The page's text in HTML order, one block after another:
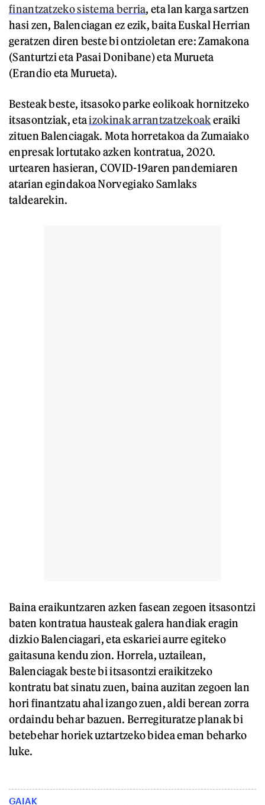
finantzatzeko sistema berria, eta lan karga sartzen
hasi zen, Balenciagan ez ezik, baita Euskal Herrian
geratzen diren beste bi ontzioletan ere: Zamakona
(Santurtzi eta Pasai Donibane) eta Murueta
(Erandio eta Murueta).
Besteak beste, itsasoko parke eolikoak hornitzeko
itsasontziak, etaizokinak arrantzatzekoakeraiki
zituen Balenciagak. Mota horretakoa da Zumaiako
enpresak lortutako azken kontratua, 2020.
urtearen hasieran, COVID-19aren pandemiaren
atarian egindakoa Norvegiako Samlaks
taldearekin.
Baina eraikuntzaren azken fasean zegoen itsasontzi
baten kontratua hausteak galera handiak eragin
dizkio Balenciagari, eta eskariei aurre egiteko
gaitasuna kendu zion. Horrela, uztailean,
Balenciagak beste bi itsasontzi eraikitzeko
kontratu bat sinatu zuen, baina auzitan zegoen lan
hori finantzatu ahal izango zuen, aldi berean zorra
ordaindu behar bazuen. Berregituratze planak bi
betebehar horiek uztartzeko bidea eman beharko
luke.
GAIAK